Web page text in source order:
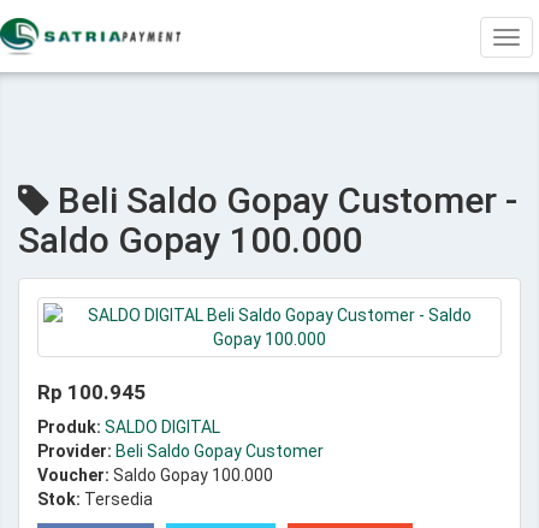
Beli Saldo Gopay Customer -
Saldo Gopay 100.000
Rp 100.945
Produk: SALDO DIGITAL
Provider: Beli Saldo Gopay Customer
Voucher: Saldo Gopay 100.000
Stok: Tersedia